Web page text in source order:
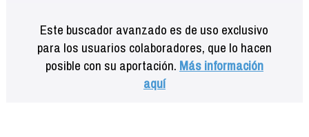
Este buscador avanzado es de uso exclusivo
para los usuarios colaboradores, que lo hacen
posible con su aportación. Más información
aquí